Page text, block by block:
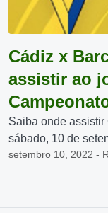
Cádiz x
assistir ao
Saiba onde
sábado, 10 de
setembro 10, 2022 -